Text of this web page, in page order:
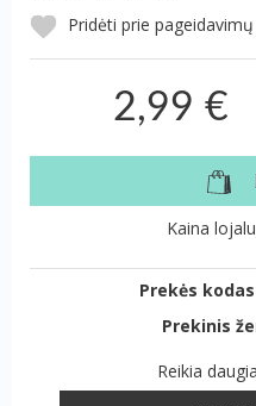
Pridėti prie pageidavimų
2,99 €
Kaina
Prekės
Prekinis
Reikia